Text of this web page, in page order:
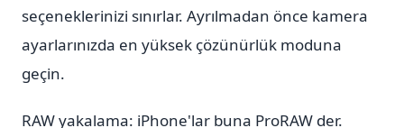
seçeneklerinizi sınırlar. Ayrılmadan önce kamera
ayarlarınızda en yüksek çözünürlük moduna
geçin.
RAW yakalama: iPhone'lar buna ProRAW der.